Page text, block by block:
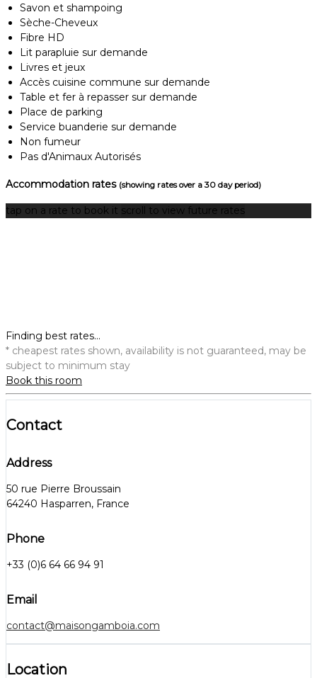
Savon et shampoing
Sèche-Cheveux
Fibre HD
Lit parapluie sur demande
Livres et jeux
Accès cuisine commune sur demande
Table et fer à repasser sur demande
Place de parking
Service buanderie sur demande
Non fumeur
Pas d'Animaux Autorisés
Accommodation rates (showing rates over a 30 day period)
tap on a rate to book it scroll to view future rates
Finding best rates...
* cheapest rates shown, availability is not guaranteed, may be
subject to minimum stay
Book this room
Contact
Address
50 rue Pierre Broussain
64240 Hasparren, France
Phone
+33 (0)6 64 66 94 91
Email
contact@maisongamboia.com
Location